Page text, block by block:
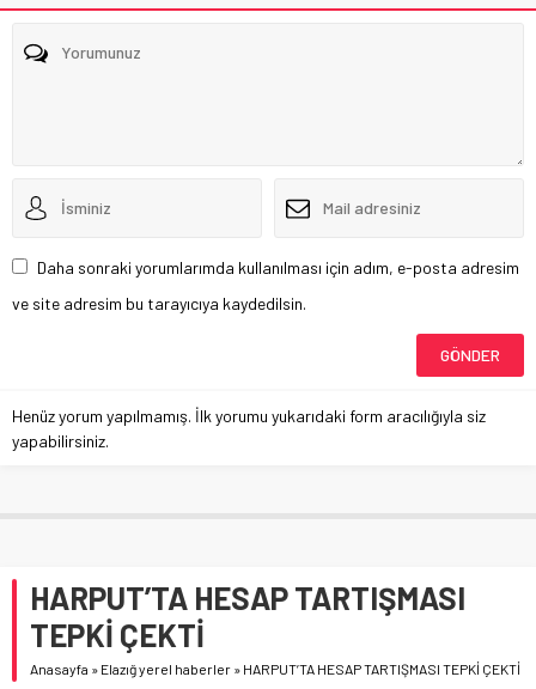
Daha sonraki yorumlarımda kullanılması için adım, e-posta adresim
ve site adresim bu tarayıcıya kaydedilsin.
Henüz yorum yapılmamış. İlk yorumu yukarıdaki form aracılığıyla siz
yapabilirsiniz.
HARPUT’TA HESAP TARTIŞMASI
TEPKİ ÇEKTİ
Anasayfa » Elazığ yerel haberler » HARPUT’TA HESAP TARTIŞMASI TEPKİ ÇEKTİ